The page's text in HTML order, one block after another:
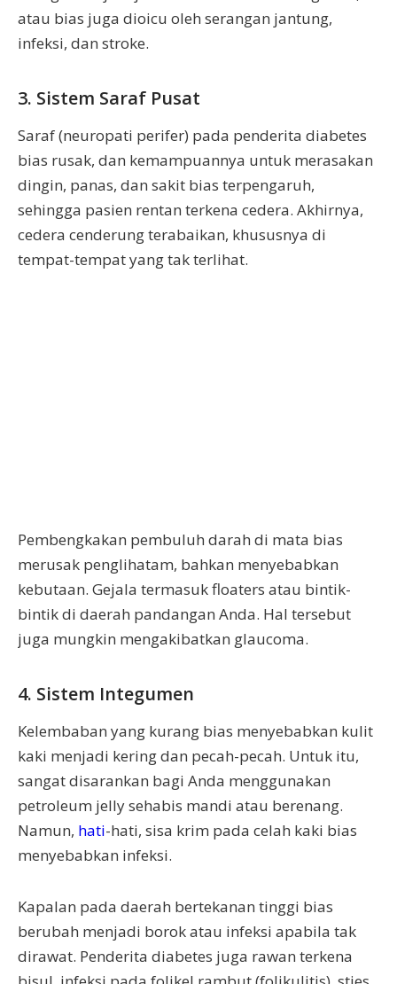
atau bias juga dioicu oleh serangan jantung,
infeksi, dan stroke.
3. Sistem Saraf Pusat
Saraf (neuropati perifer) pada penderita diabetes
bias rusak, dan kemampuannya untuk merasakan
dingin, panas, dan sakit bias terpengaruh,
sehingga pasien rentan terkena cedera. Akhirnya,
cedera cenderung terabaikan, khususnya di
tempat-tempat yang tak terlihat.
Pembengkakan pembuluh darah di mata bias
merusak penglihatam, bahkan menyebabkan
kebutaan. Gejala termasuk floaters atau bintik-
bintik di daerah pandangan Anda. Hal tersebut
juga mungkin mengakibatkan glaucoma.
4. Sistem Integumen
Kelembaban yang kurang bias menyebabkan kulit
kaki menjadi kering dan pecah-pecah. Untuk itu,
sangat disarankan bagi Anda menggunakan
petroleum jelly sehabis mandi atau berenang.
Namun, hati-hati, sisa krim pada celah kaki bias
menyebabkan infeksi.
Kapalan pada daerah bertekanan tinggi bias
berubah menjadi borok atau infeksi apabila tak
dirawat. Penderita diabetes juga rawan terkena